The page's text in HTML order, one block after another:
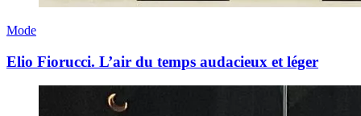
Mode
Elio Fiorucci. L’air du temps audacieux et léger